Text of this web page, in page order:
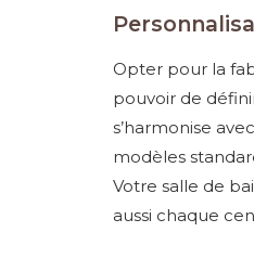
Opter pour la
pouvoir de
s’harmonise
modèles
Votre salle de
aussi chaque